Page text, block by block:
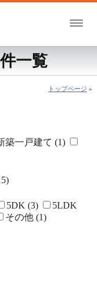
一覧
トップページ »
築一戸建て (1)
5DK (3)
5LDK
その他 (1)